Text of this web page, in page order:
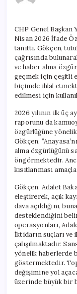
CHP Genel Başkan
Nisan 2026 İfade
tanıttı. Gökçen,
çağrısında
ve haber alma
geçmek için çeşitli
biçimde ihlal
edilmesi için
2026 yılının ilk üç
raporunu da
özgürlüğüne
Gökçen,
alma özgürlüğünü
öngörmektedir.
kısıtlanması
Gökçen, Adalet
eleştirerek, açık
dava açıldığını,
desteklendiğini
operasyonları,
İktidarın suçları
çalışılmaktadır.
yönelik haberlerde
göstermektedir.
değişimine yol
üzerinde büyük bir